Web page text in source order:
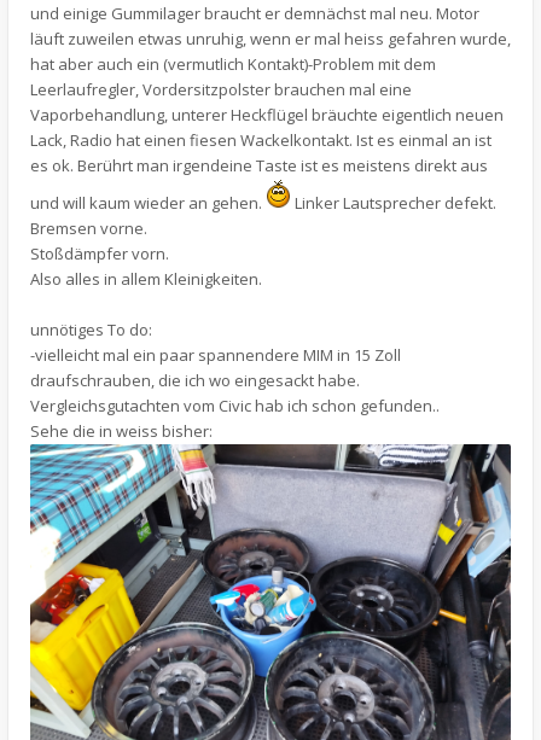
und einige Gummilager braucht er demnächst mal neu. Motor
läuft zuweilen etwas unruhig, wenn er mal heiss gefahren wurde,
hat aber auch ein (vermutlich Kontakt)-Problem mit dem
Leerlaufregler, Vordersitzpolster brauchen mal eine
Vaporbehandlung, unterer Heckflügel bräuchte eigentlich neuen
Lack, Radio hat einen fiesen Wackelkontakt. Ist es einmal an ist
es ok. Berührt man irgendeine Taste ist es meistens direkt aus
und will kaum wieder an gehen.
Linker Lautsprecher defekt.
Bremsen vorne.
Stoßdämpfer vorn.
Also alles in allem Kleinigkeiten.
unnötiges To do:
-vielleicht mal ein paar spannendere MIM in 15 Zoll
draufschrauben, die ich wo eingesackt habe.
Vergleichsgutachten vom Civic hab ich schon gefunden..
Sehe die in weiss bisher: